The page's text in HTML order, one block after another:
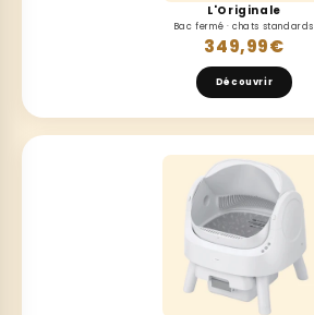
L'Originale
Bac fermé · chats standards
349,99€
Découvrir